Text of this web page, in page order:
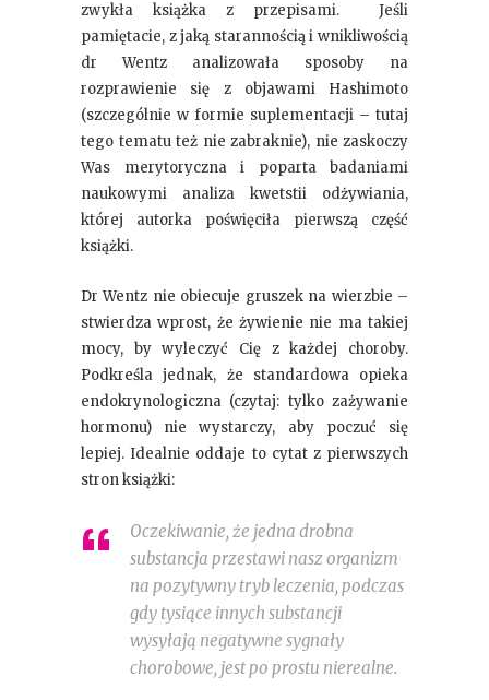
zwykła książka z przepisami. Jeśli
pamiętacie, z jaką starannością i wnikliwością
dr Wentz analizowała sposoby na
rozprawienie się z objawami Hashimoto
(szczególnie w formie suplementacji – tutaj
tego tematu też nie zabraknie), nie zaskoczy
Was merytoryczna i poparta badaniami
naukowymi analiza kwetstii odżywiania,
której autorka poświęciła pierwszą część
książki.
Dr Wentz nie obiecuje gruszek na wierzbie –
stwierdza wprost, że żywienie nie ma takiej
mocy, by wyleczyć Cię z każdej choroby.
Podkreśla jednak, że standardowa opieka
endokrynologiczna (czytaj: tylko zażywanie
hormonu) nie wystarczy, aby poczuć się
lepiej. Idealnie oddaje to cytat z pierwszych
stron książki:
Oczekiwanie, że jedna drobna
substancja przestawi nasz organizm
na pozytywny tryb leczenia, podczas
gdy tysiące innych substancji
wysyłają negatywne sygnały
chorobowe, jest po prostu nierealne.